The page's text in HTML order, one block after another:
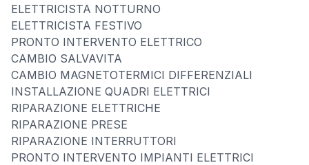
ELETTRICISTA NOTTURNO
ELETTRICISTA FESTIVO
PRONTO INTERVENTO ELETTRICO
CAMBIO SALVAVITA
CAMBIO MAGNETOTERMICI DIFFERENZIALI
INSTALLAZIONE QUADRI ELETTRICI
RIPARAZIONE ELETTRICHE
RIPARAZIONE PRESE
RIPARAZIONE INTERRUTTORI
PRONTO INTERVENTO IMPIANTI ELETTRICI